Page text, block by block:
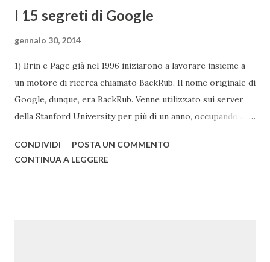
I 15 segreti di Google
gennaio 30, 2014
1) Brin e Page già nel 1996 iniziarono a lavorare insieme a
un motore di ricerca chiamato BackRub. Il nome originale di
Google, dunque, era BackRub. Venne utilizzato sui server
della Stanford University per più di un anno, occupando alla
all'università. Una pagina del fratello maggiore di Google è
CONDIVIDI
POSTA UN COMMENTO
CONTINUA A LEGGERE